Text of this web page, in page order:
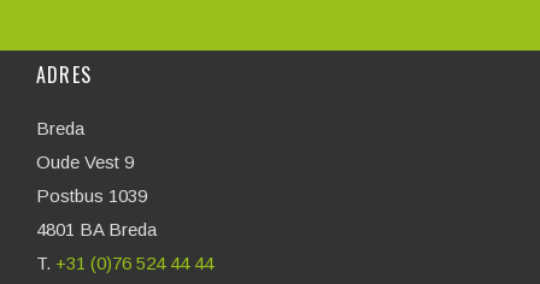
ADRES
Breda
Oude Vest 9
Postbus 1039
4801 BA Breda
T. +31 (0)76 524 44 44